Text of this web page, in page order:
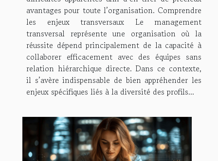
avantages pour toute l’organisation. Comprendre
les enjeux transversaux Le management
transversal représente une organisation où la
réussite dépend principalement de la capacité à
collaborer efficacement avec des équipes sans
relation hiérarchique directe. Dans ce contexte,
il s’avère indispensable de bien appréhender les
enjeux spécifiques liés à la diversité des profils...